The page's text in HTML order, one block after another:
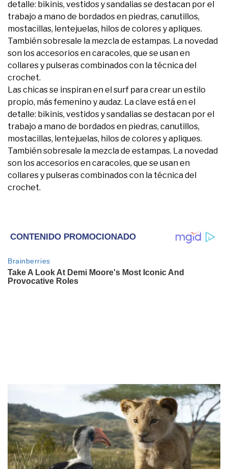
Las chicas se inspiran en el surf para crear un estilo
propio, más femenino y audaz. La clave está en el
detalle: bikinis, vestidos y sandalias se destacan por el
trabajo a mano de bordados en piedras, canutillos,
mostacillas, lentejuelas, hilos de colores y apliques.
También sobresale la mezcla de estampas. La novedad
son los accesorios en caracoles, que se usan en
collares y pulseras combinados con la técnica del
crochet.